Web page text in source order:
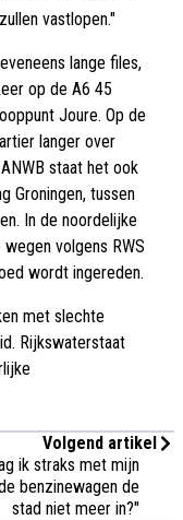
vastlopen."
lange files,
op de A6 45
Joure. Op de
langer over
staat het ook
Groningen, tussen
In de noordelijke
volgens RWS
wordt ingereden.
met slechte
Rijkswaterstaat
Volgend artikel
ik straks met mijn
benzinewagen de
stad niet meer in?"